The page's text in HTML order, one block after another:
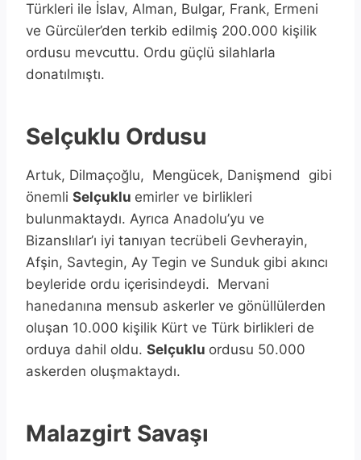
Türkleri ile İslav, Alman, Bulgar, Frank, Ermeni
ve Gürcüler’den terkib edilmiş 200.000 kişilik
ordusu mevcuttu. Ordu güçlü silahlarla
donatılmıştı.
Selçuklu Ordusu
Artuk, Dilmaçoğlu, Mengücek, Danişmend gibi
önemli Selçuklu emirler ve birlikleri
bulunmaktaydı. Ayrıca Anadolu’yu ve
Bizanslılar’ı iyi tanıyan tecrübeli Gevherayin,
Afşin, Savtegin, Ay Tegin ve Sunduk gibi akıncı
beyleride ordu içerisindeydi. Mervani
hanedanına mensub askerler ve gönüllülerden
oluşan 10.000 kişilik Kürt ve Türk birlikleri de
orduya dahil oldu. Selçuklu ordusu 50.000
askerden oluşmaktaydı.
Malazgirt Savaşı